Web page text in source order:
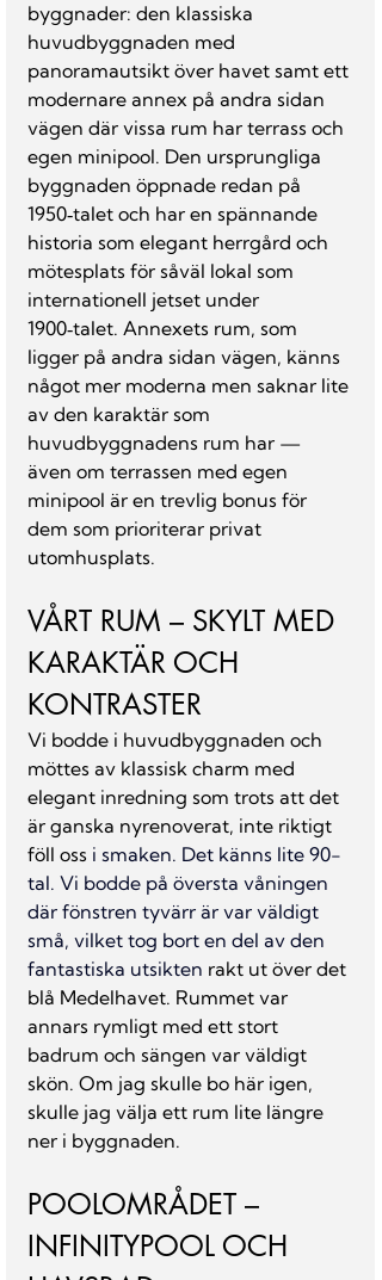
byggnader: den klassiska
huvudbyggnaden med
panoramautsikt över havet samt ett
modernare annex på andra sidan
vägen där vissa rum har terrass och
egen minipool. Den ursprungliga
byggnaden öppnade redan på
1950‑talet och har en spännande
historia som elegant herrgård och
mötesplats för såväl lokal som
internationell jetset under
1900‑talet. Annexets rum, som
ligger på andra sidan vägen, känns
något mer moderna men saknar lite
av den karaktär som
huvudbyggnadens rum har —
även om terrassen med egen
minipool är en trevlig bonus för
dem som prioriterar privat
utomhusplats.
VÅRT RUM – SKYLT MED
KARAKTÄR OCH
KONTRASTER
Vi bodde i huvudbyggnaden och
möttes av klassisk charm med
elegant inredning som trots att det
är ganska nyrenoverat, inte riktigt
föll oss i smaken. Det känns lite 90-
tal. Vi bodde på översta våningen
där fönstren tyvärr är var väldigt
små, vilket tog bort en del av den
fantastiska utsikten rakt ut över det
blå Medelhavet. Rummet var
annars rymligt med ett stort
badrum och sängen var väldigt
skön. Om jag skulle bo här igen,
skulle jag välja ett rum lite längre
ner i byggnaden.
POOLOMRÅDET –
INFINITYPOOL OCH